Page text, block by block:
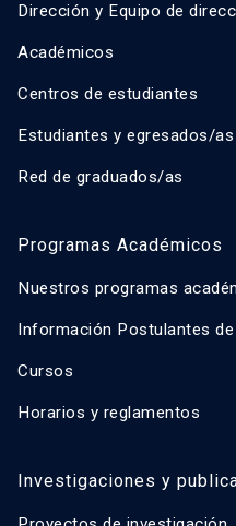
Dirección y Equipo de
Académicos
Centros de estudiantes
Estudiantes y egresados/as
Red de graduados/as
Programas Académicos
Nuestros programas
Información Postulantes
Cursos
Horarios y reglamentos
Investigaciones y